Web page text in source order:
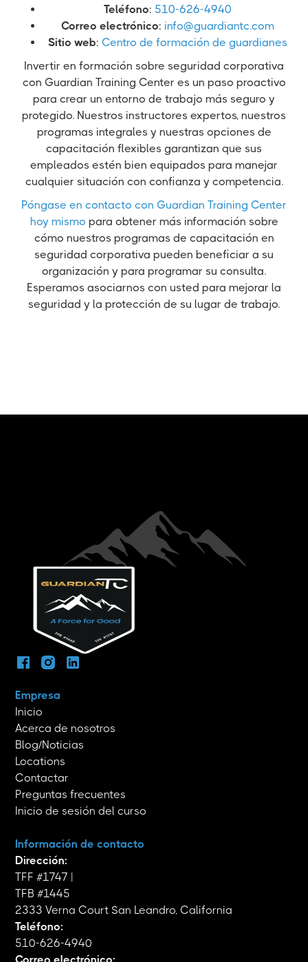
Teléfono: 510-626-4940
Correo electrónico: info@guardiantc.com
Sitio web: Centro de formación de guardianes
Invertir en formación sobre seguridad corporativa
con Guardian Training Center es un paso proactivo
para crear un entorno de trabajo más seguro y
protegido. Nuestros instructores expertos, nuestros
programas integrales y nuestras opciones de
capacitación flexibles garantizan que sus
empleados estén bien equipados para manejar
cualquier situación con confianza y competencia.
Póngase en contacto con Guardian Training Center
hoy mismo para obtener más información sobre
cómo nuestros programas de capacitación en
seguridad corporativa pueden beneficiar a su
organización y para programar su consulta.
Esperamos asociarnos con usted para mejorar la
seguridad y la protección de su lugar de trabajo.
Empresa
Inicio
Acerca de nosotros
Blog/Noticias
Locations
Contactar
Preguntas frecuentes
Inicio de sesión del curso
Información de contacto
Dirección:
TFF #1747 |
TFB #1445
2333 Verna Court San Leandro, California
Teléfono:
510-626-4940